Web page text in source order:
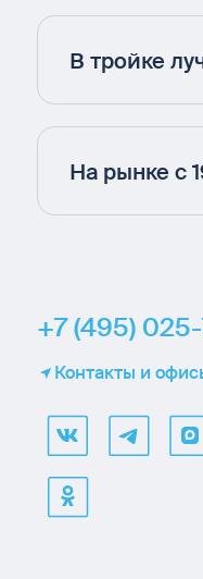
В тройке
На рынке с
+7 (495)
Контакты и